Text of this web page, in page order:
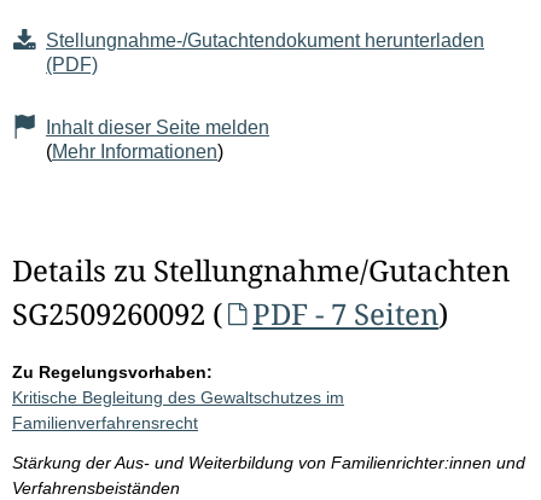
Stellungnahme-/Gutachtendokument herunterladen
(PDF)
Inhalt dieser Seite melden
(Mehr Informationen)
Details zu Stellungnahme/Gutachten
SG2509260092 (
PDF - 7 Seiten)
Zu Regelungsvorhaben:
Kritische Begleitung des Gewaltschutzes im
Familienverfahrensrecht
Stärkung der Aus- und Weiterbildung von Familienrichter:innen und
Verfahrensbeiständen